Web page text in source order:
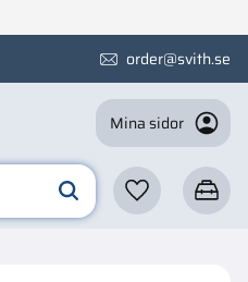
order@svith.se
Mina sidor
Favoriter